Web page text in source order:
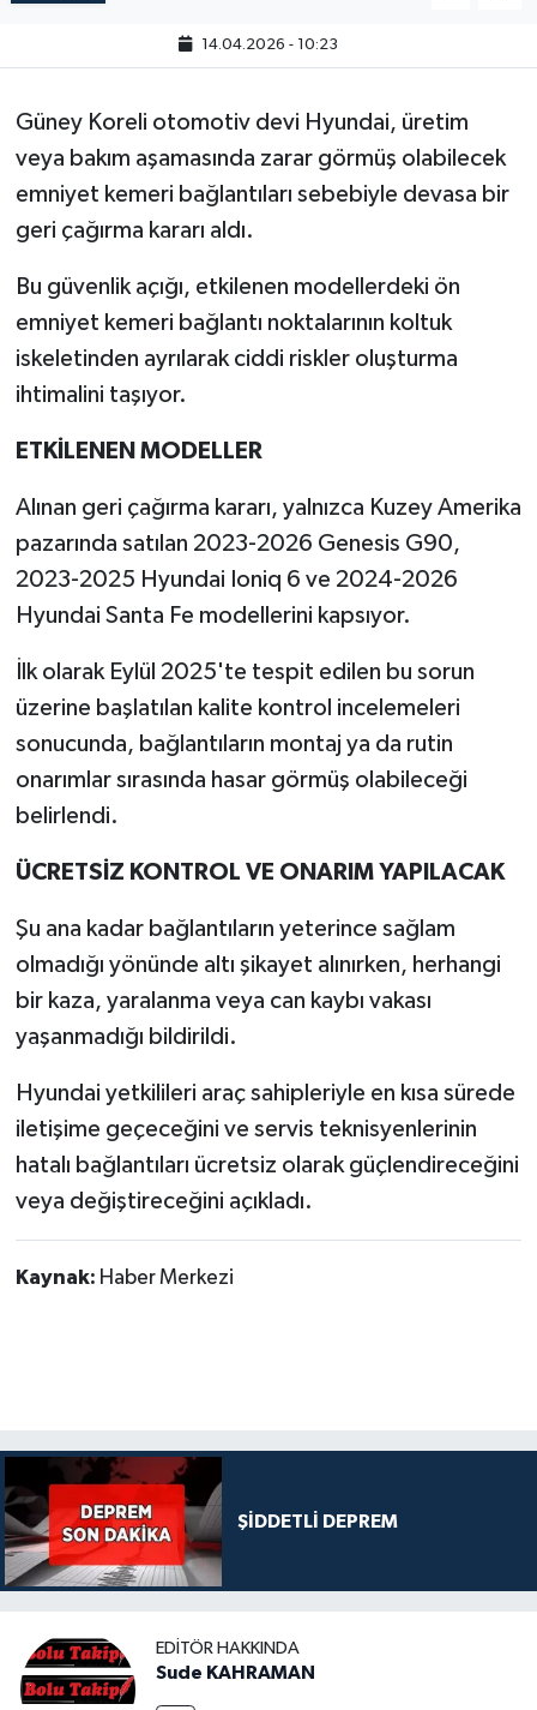
14.04.2026 - 10:23
Güney Koreli otomotiv devi Hyundai, üretim
veya bakım aşamasında zarar görmüş olabilecek
emniyet kemeri bağlantıları sebebiyle devasa bir
geri çağırma kararı aldı.
Bu güvenlik açığı, etkilenen modellerdeki ön
emniyet kemeri bağlantı noktalarının koltuk
iskeletinden ayrılarak ciddi riskler oluşturma
ihtimalini taşıyor.
ETKİLENEN MODELLER
Alınan geri çağırma kararı, yalnızca Kuzey Amerika
pazarında satılan 2023-2026 Genesis G90,
2023-2025 Hyundai Ioniq 6 ve 2024-2026
Hyundai Santa Fe modellerini kapsıyor.
İlk olarak Eylül 2025'te tespit edilen bu sorun
üzerine başlatılan kalite kontrol incelemeleri
sonucunda, bağlantıların montaj ya da rutin
onarımlar sırasında hasar görmüş olabileceği
belirlendi.
ÜCRETSİZ KONTROL VE ONARIM YAPILACAK
Şu ana kadar bağlantıların yeterince sağlam
olmadığı yönünde altı şikayet alınırken, herhangi
bir kaza, yaralanma veya can kaybı vakası
yaşanmadığı bildirildi.
Hyundai yetkilileri araç sahipleriyle en kısa sürede
iletişime geçeceğini ve servis teknisyenlerinin
hatalı bağlantıları ücretsiz olarak güçlendireceğini
veya değiştireceğini açıkladı.
Kaynak: Haber Merkezi
ŞİDDETLİ DEPREM
EDITÖR HAKKINDA
Sude KAHRAMAN